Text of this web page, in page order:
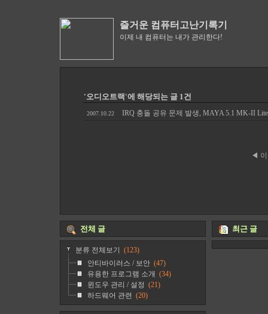
즐거운 컴퓨터고난기록기
이제 내 컴퓨터는 내가 관리한다!
'오디오트랙'에 해당되는 글 1건
2007.10.22 IRQ 충돌 공유 문제 발생, MAYA 5.1 MK-II
◀
전체 글
분류 전체보기
(123)
안티바이러스 / 보안 (47)
유용한 프로그램 소개 (34)
윈도우 관리 / 설정 (21)
하드웨어 관련 (20)
최근 글